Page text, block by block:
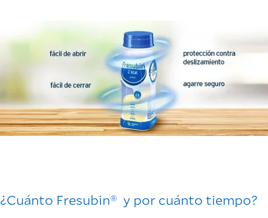
¿Cuánto Fresubin® y por cuánto tiempo?